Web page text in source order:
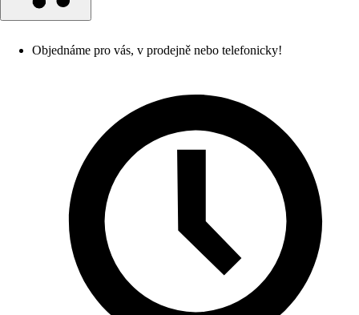
Objednáme pro vás, v prodejně nebo telefonicky!